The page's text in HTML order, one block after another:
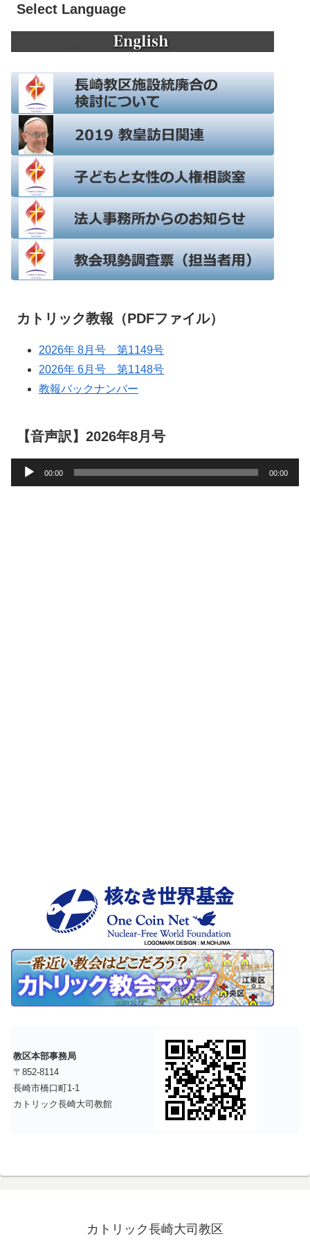
Select Language
カトリック教報（PDFファイル）
2026年 8月号 第1149号
2026年 6月号 第1148号
教報バックナンバー
【音声訳】2026年8月号
声
00:00 00:00
教区本部事務局
〒852-8114
長崎市橋口町1-1
カトリック長崎大司教館
カトリック長崎大司教区